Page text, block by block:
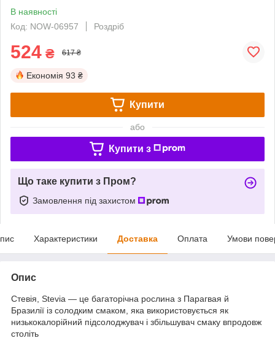
В наявності
Код: NOW-06957
Роздріб
524 ₴ 617 ₴
Економія 93 ₴
Купити
або
Купити з
Що таке купити з Пром?
Замовлення під захистом
Характеристики Доставка Оплата Умови
Опис
Стевія, Stevia — це багаторічна рослина з Парагвая й
Бразилії із солодким смаком, яка використовується як
низькокалорійний підсолоджувач і збільшувач смаку впродовж
століть